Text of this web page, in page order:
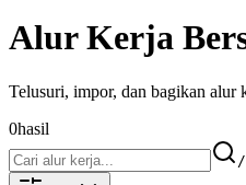
Alur Kerja
Telusuri, impor, dan bagikan alur
0hasil
/